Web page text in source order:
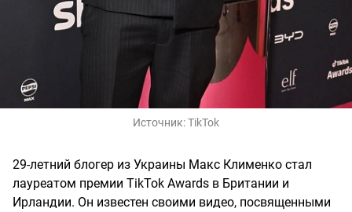
Источник:TikTok
29-летний блогер из Украины Макс Клименко стал
лауреатом премии TikTok Awards в Британии и
Ирландии. Он известен своими видео, посвященными